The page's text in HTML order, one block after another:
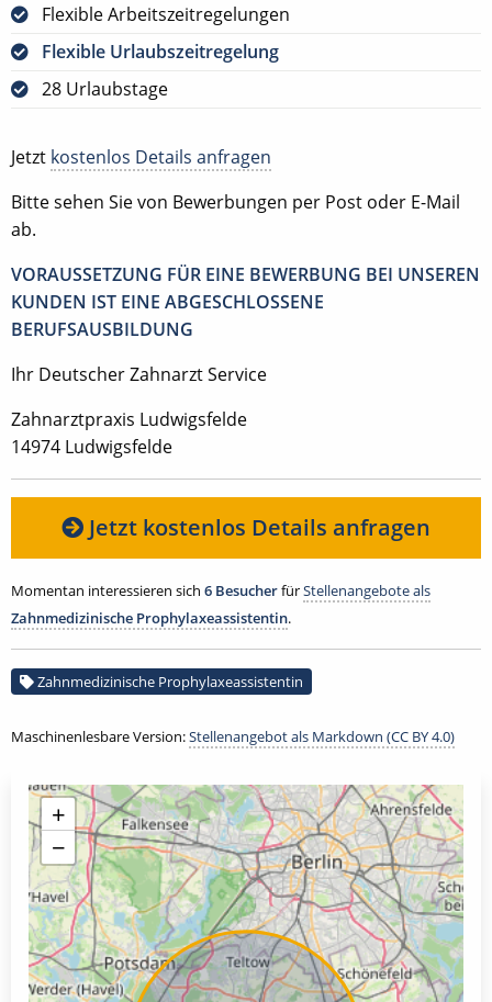
Flexible Arbeitszeitregelungen
Flexible Urlaubszeitregelung
28 Urlaubstage
Jetzt kostenlos Details anfragen
Bitte sehen Sie von Bewerbungen per Post oder E-Mail
ab.
VORAUSSETZUNG FÜR EINE BEWERBUNG BEI UNSEREN
KUNDEN IST EINE ABGESCHLOSSENE
BERUFSAUSBILDUNG
Ihr Deutscher Zahnarzt Service
Zahnarztpraxis Ludwigsfelde
14974 Ludwigsfelde
Jetzt kostenlos Details anfragen
Momentan interessieren sich 6 BesucherfürStellenangebote als
Zahnmedizinische Prophylaxeassistentin.
Zahnmedizinische Prophylaxeassistentin
Maschinenlesbare Version:Stellenangebot als Markdown (CC BY 4.0)
+
−